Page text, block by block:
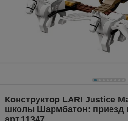
Конструктор LARI Justice
школы Шармбатон: приезд
арт.11347